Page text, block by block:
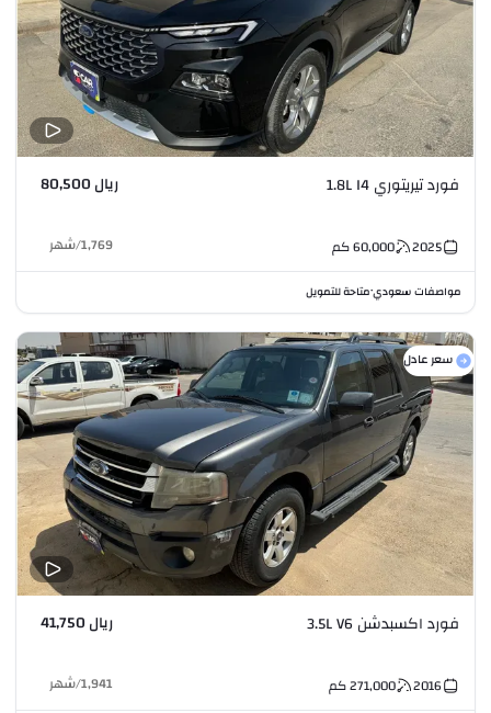
فورد تيريتوري 1.8L I4 ريال 80,500
2025
60,000كم 1,769
/شهر
مواصفات سعودي•متاحة للتمويل
سعر عادل
فورد اكسبدشن 3.5L V6 ريال 41,750
2016
271,000كم 1,941
/شهر